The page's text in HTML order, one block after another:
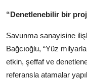
“Denetlenebilir bir
Savunma sanayisine
Bağcıoğlu, “Yüz
etkin, şeffaf ve
referansla atamalar